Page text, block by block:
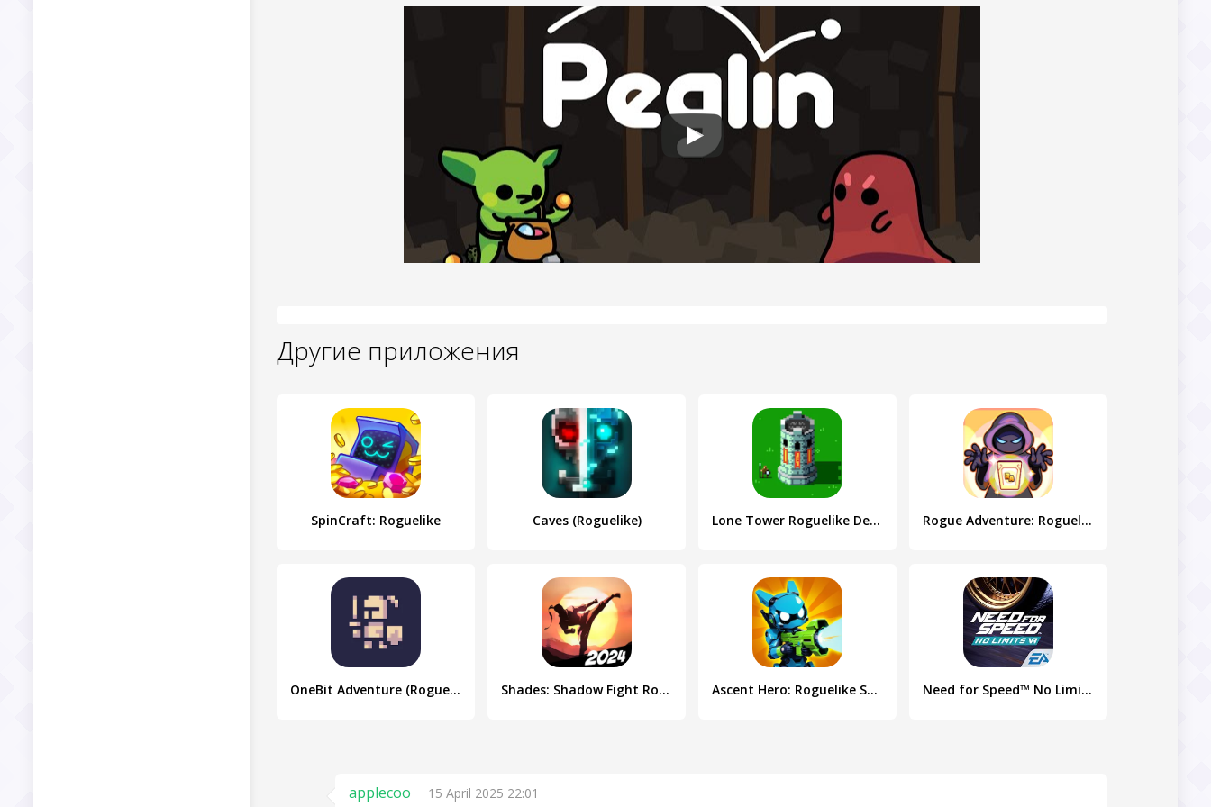
Другие приложения
SpinCraft: Roguelike Caves (Roguelike) Lone Tower Roguelike Defense Rogue Adventure: Roguelike RPG
OneBit Adventure (Roguelike) Shades: Shadow Fight Roguelike Ascent Hero: Roguelike Shooter Need for Speed™ No Limits VR
applecoo 15 April 2025 22:01